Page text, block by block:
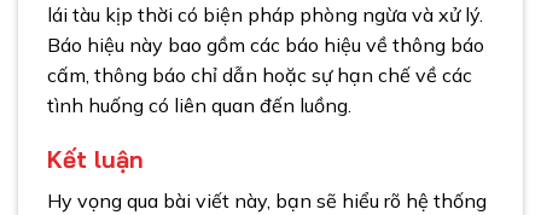
lái tàu kịp thời có biện pháp phòng ngừa và xử lý.
Báo hiệu này bao gồm các báo hiệu về thông báo
cấm, thông báo chỉ dẫn hoặc sự hạn chế về các
tình huống có liên quan đến luồng.
Kết luận
Hy vọng qua bài viết này, bạn sẽ hiểu rõ hệ thống